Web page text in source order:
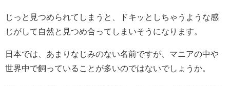
じっと見つめられてしまうと、ドキッとしちゃうような感
じがして自然と見つめ合ってしまいそうになります。
日本では、あまりなじみのない名前ですが、マニアの中や
世界中で飼っていることが多いのではないでしょうか。